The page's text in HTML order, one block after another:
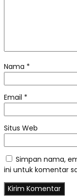
Nama *
Email *
Situs Web
Simpan nama,
ini untuk komentar